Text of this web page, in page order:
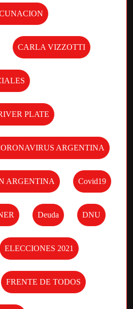
CARLA VIZZOTTI
PLATE
ARGENTINA
ARGENTINA Covid19
Deuda DNU
ELECCIONES 2021
FRENTE DE TODOS